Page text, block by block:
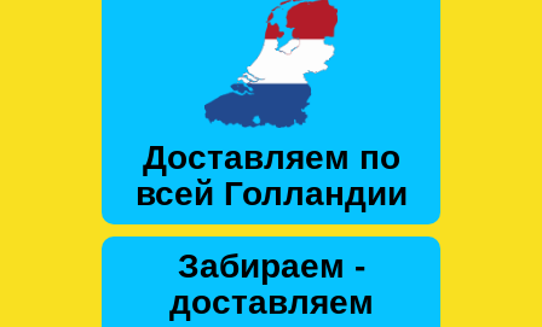
Доставляем по
всей Голландии
Забираем -
доставляем